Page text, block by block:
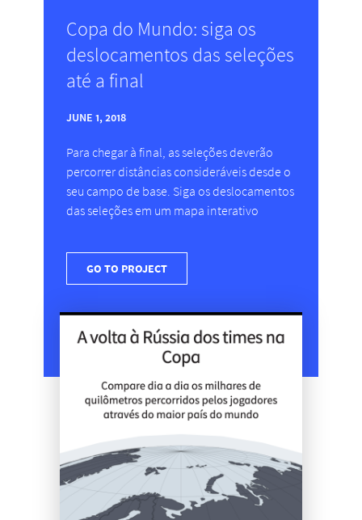
Copa do Mundo: siga os
deslocamentos das seleções
até a final
JUNE 1, 2018
Para chegar à final, as seleções deverão
percorrer distâncias consideráveis desde o
seu campo de base. Siga os deslocamentos
das seleções em um mapa interativo
GO TO PROJECT